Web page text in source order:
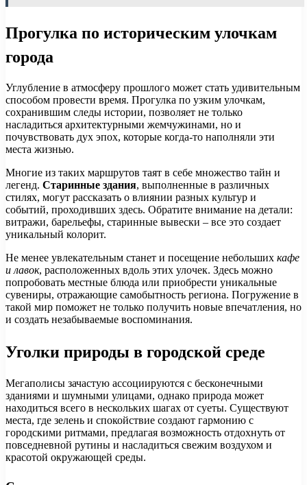
Прогулка по историческим улочкам
города
Углубление в атмосферу прошлого может стать удивительным
способом провести время. Прогулка по узким улочкам,
сохранившим следы истории, позволяет не только
насладиться архитектурными жемчужинами, но и
почувствовать дух эпох, которые когда-то наполняли эти
места жизнью.
Многие из таких маршрутов таят в себе множество тайн и
легенд. Старинные здания, выполненные в различных
стилях, могут рассказать о влиянии разных культур и
событий, проходивших здесь. Обратите внимание на детали:
витражи, барельефы, старинные вывески – все это создает
уникальный колорит.
Не менее увлекательным станет и посещение небольших кафе
и лавок, расположенных вдоль этих улочек. Здесь можно
попробовать местные блюда или приобрести уникальные
сувениры, отражающие самобытность региона. Погружение в
такой мир поможет не только получить новые впечатления, но
и создать незабываемые воспоминания.
Уголки природы в городской среде
Мегаполисы зачастую ассоциируются с бесконечными
зданиями и шумными улицами, однако природа может
находиться всего в нескольких шагах от суеты. Существуют
места, где зелень и спокойствие создают гармонию с
городскими ритмами, предлагая возможность отдохнуть от
повседневной рутины и насладиться свежим воздухом и
красотой окружающей среды.